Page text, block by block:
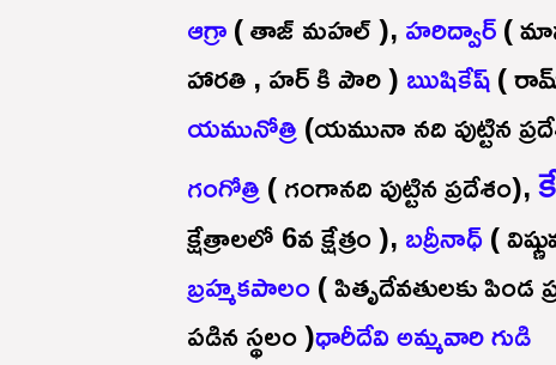
ఆగ్రా( తాజ్ మహల్ ),హరిద్వార్(
హారతి , హర్ కి పౌరి )ఋషికేష్( రామ్
యమునోత్రి(యమునా నది పుట్టిన
గంగోత్రి( గంగానది పుట్టిన ప్రదేశం),
క్షేత్రాలలో 6వ క్షేత్రం ),బద్రీనాధ్(
బ్రహ్మకపాలం( పితృదేవతులకు పిండ
పడిన స్థలం )ధారీదేవి అమ్మవారి గుడి